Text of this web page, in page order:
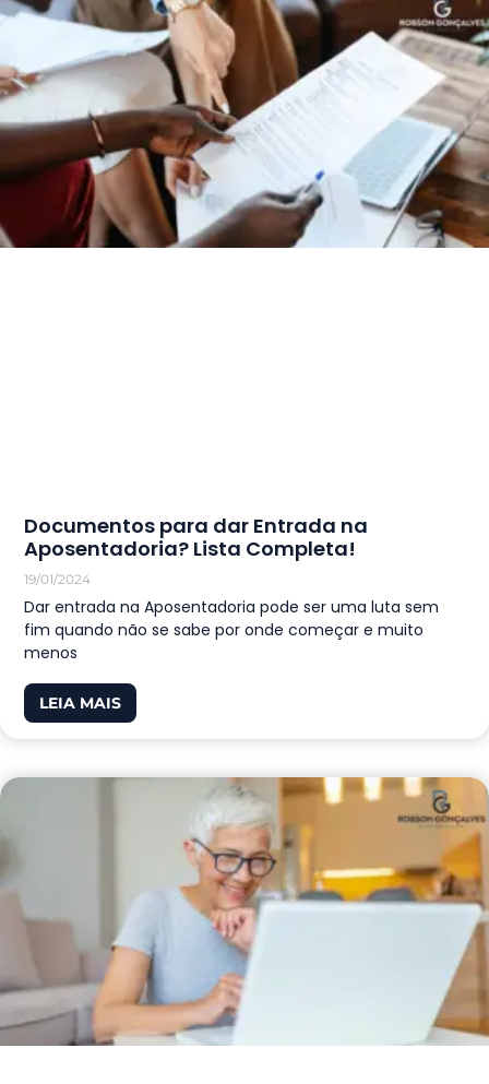
Documentos para dar Entrada na
Aposentadoria? Lista Completa!
19/01/2024
Dar entrada na Aposentadoria pode ser uma luta sem
fim quando não se sabe por onde começar e muito
menos
LEIA MAIS